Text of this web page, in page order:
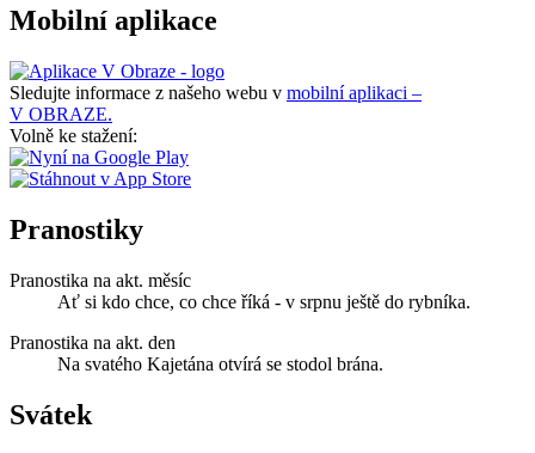
Mobilní aplikace
Sledujte informace z našeho webu v mobilní aplikaci –
V OBRAZE.
Volně ke stažení:
Pranostiky
Pranostika na akt. měsíc
Ať si kdo chce, co chce říká - v srpnu ještě do rybníka.
Pranostika na akt. den
Na svatého Kajetána otvírá se stodol brána.
Svátek